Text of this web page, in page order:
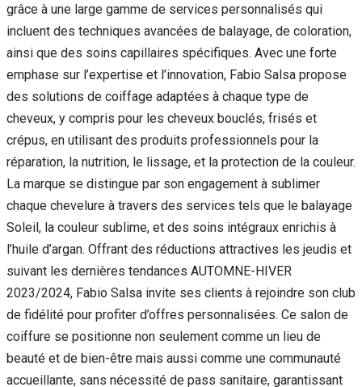
grâce à une large gamme de services personnalisés qui
incluent des techniques avancées de balayage, de coloration,
ainsi que des soins capillaires spécifiques. Avec une forte
emphase sur l’expertise et l’innovation, Fabio Salsa propose
des solutions de coiffage adaptées à chaque type de
cheveux, y compris pour les cheveux bouclés, frisés et
crépus, en utilisant des produits professionnels pour la
réparation, la nutrition, le lissage, et la protection de la couleur.
La marque se distingue par son engagement à sublimer
chaque chevelure à travers des services tels que le balayage
Soleil, la couleur sublime, et des soins intégraux enrichis à
l’huile d’argan. Offrant des réductions attractives les jeudis et
suivant les dernières tendances AUTOMNE-HIVER
2023/2024, Fabio Salsa invite ses clients à rejoindre son club
de fidélité pour profiter d’offres personnalisées. Ce salon de
coiffure se positionne non seulement comme un lieu de
beauté et de bien-être mais aussi comme une communauté
accueillante, sans nécessité de pass sanitaire, garantissant